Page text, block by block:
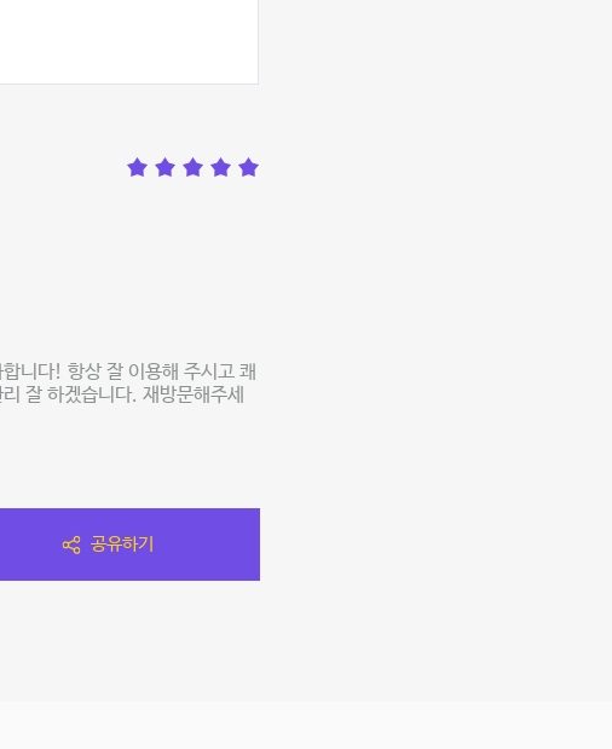
니다! 항상 잘 이용해 주시고 쾌
잘 하겠습니다. 재방문해주세
공유하기